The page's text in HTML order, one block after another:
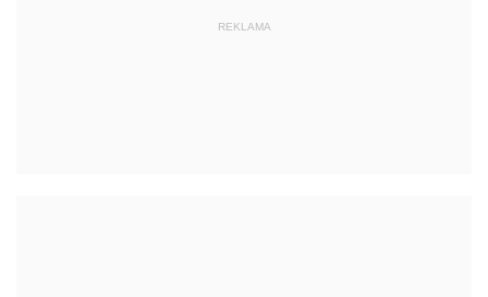
REKLAMA